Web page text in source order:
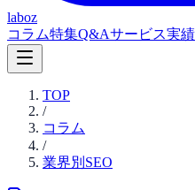
laboz
コラム特集Q&Aサービス実績
TOP
/
コラム
/
業界別SEO